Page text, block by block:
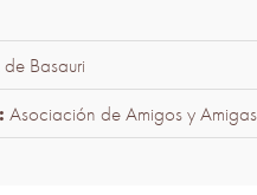
Basauri
Asociación de Amigos y